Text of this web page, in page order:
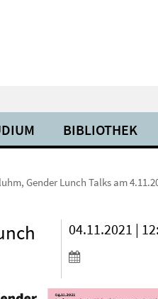
BIBLIOTHEK
Gender Lunch Talks am
04.11.2021 |